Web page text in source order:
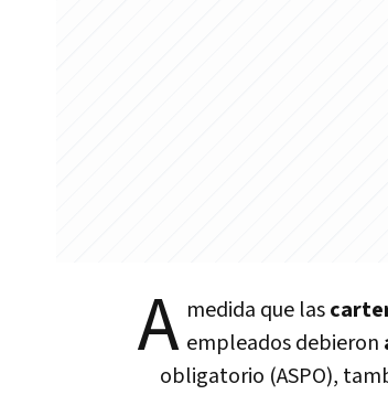
A medida que las
empleados debieron
obligatorio (ASPO),